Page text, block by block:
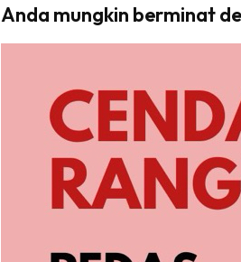
Anda mungkin berminat